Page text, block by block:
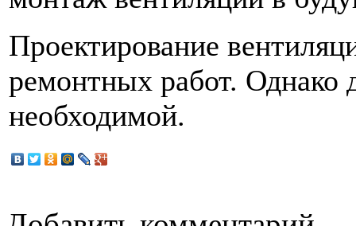
Проектирование
ремонтных работ. Однако
необходимой.